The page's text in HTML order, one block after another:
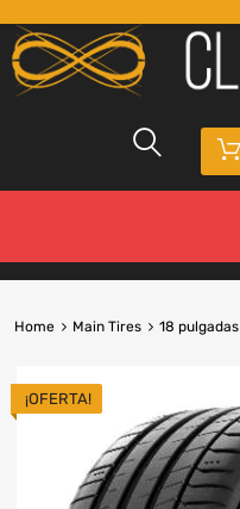
Home Main Tires 18 pulgadas
¡OFERTA!